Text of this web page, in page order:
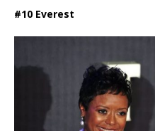
#10 Everest